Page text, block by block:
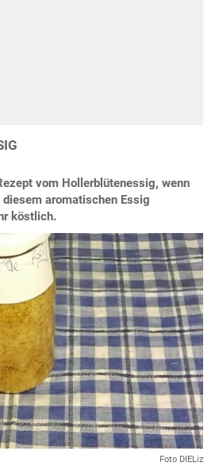
vom Hollerblütenessig, wenn
aromatischen Essig
köstlich.
Foto DIELiz